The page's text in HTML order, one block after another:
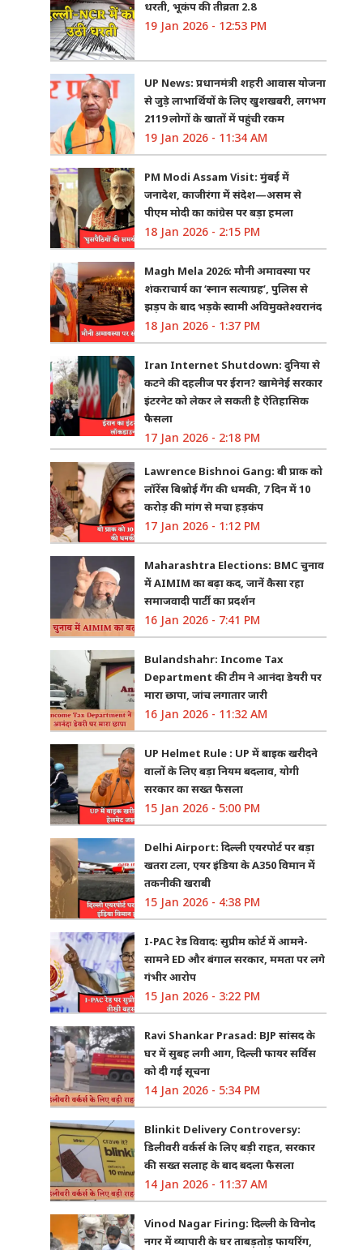
धरती, भूकंप की तीव्रता 2.8
19 Jan 2026 - 12:53 PM
UP News: प्रधानमंत्री शहरी आवास योजना
से जुड़े लाभार्थियों के लिए खुशखबरी, लगभग
2119 लोगों के खातों में पहुंची रकम
19 Jan 2026 - 11:34 AM
PM Modi Assam Visit: मुंबई में
जनादेश, काजीरंगा में संदेश—असम से
पीएम मोदी का कांग्रेस पर बड़ा हमला
18 Jan 2026 - 2:15 PM
Magh Mela 2026: मौनी अमावस्या पर
शंकराचार्य का ‘स्नान सत्याग्रह’, पुलिस से
झड़प के बाद भड़के स्वामी अविमुक्तेश्वरानंद
18 Jan 2026 - 1:37 PM
Iran Internet Shutdown: दुनिया से
कटने की दहलीज पर ईरान? खामेनेई सरकार
इंटरनेट को लेकर ले सकती है ऐतिहासिक
फैसला
17 Jan 2026 - 2:18 PM
Lawrence Bishnoi Gang: बी प्राक को
लॉरेंस बिश्नोई गैंग की धमकी, 7 दिन में 10
करोड़ की मांग से मचा हड़कंप
17 Jan 2026 - 1:12 PM
Maharashtra Elections: BMC चुनाव
में AIMIM का बढ़ा कद, जानें कैसा रहा
समाजवादी पार्टी का प्रदर्शन
16 Jan 2026 - 7:41 PM
Bulandshahr: Income Tax
Department की टीम ने आनंदा डेयरी पर
मारा छापा, जांच लगातार जारी
16 Jan 2026 - 11:32 AM
UP Helmet Rule : UP में बाइक खरीदने
वालों के लिए बड़ा नियम बदलाव, योगी
सरकार का सख्त फैसला
15 Jan 2026 - 5:00 PM
Delhi Airport: दिल्ली एयरपोर्ट पर बड़ा
खतरा टला, एयर इंडिया के A350 विमान में
तकनीकी खराबी
15 Jan 2026 - 4:38 PM
I-PAC रेड विवाद: सुप्रीम कोर्ट में आमने-
सामने ED और बंगाल सरकार, ममता पर लगे
गंभीर आरोप
15 Jan 2026 - 3:22 PM
Ravi Shankar Prasad: BJP सांसद के
घर में सुबह लगी आग, दिल्ली फायर सर्विस
को दी गई सूचना
14 Jan 2026 - 5:34 PM
Blinkit Delivery Controversy:
डिलीवरी वर्कर्स के लिए बड़ी राहत, सरकार
की सख्त सलाह के बाद बदला फैसला
14 Jan 2026 - 11:37 AM
Vinod Nagar Firing: दिल्ली के विनोद
नगर में व्यापारी के घर ताबड़तोड़ फायरिंग,